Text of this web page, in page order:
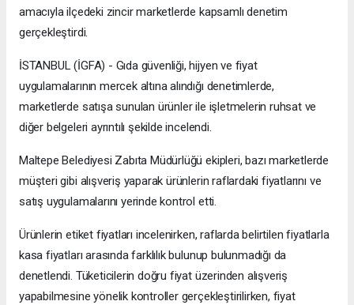
amacıyla ilçedeki zincir marketlerde kapsamlı denetim
gerçekleştirdi.
İSTANBUL (İGFA) - Gıda güvenliği, hijyen ve fiyat
uygulamalarının mercek altına alındığı denetimlerde,
marketlerde satışa sunulan ürünler ile işletmelerin ruhsat ve
diğer belgeleri ayrıntılı şekilde incelendi.
Maltepe Belediyesi Zabıta Müdürlüğü ekipleri, bazı marketlerde
müşteri gibi alışveriş yaparak ürünlerin raflardaki fiyatlarını ve
satış uygulamalarını yerinde kontrol etti.
Ürünlerin etiket fiyatları incelenirken, raflarda belirtilen fiyatlarla
kasa fiyatları arasında farklılık bulunup bulunmadığı da
denetlendi. Tüketicilerin doğru fiyat üzerinden alışveriş
yapabilmesine yönelik kontroller gerçekleştirilirken, fiyat